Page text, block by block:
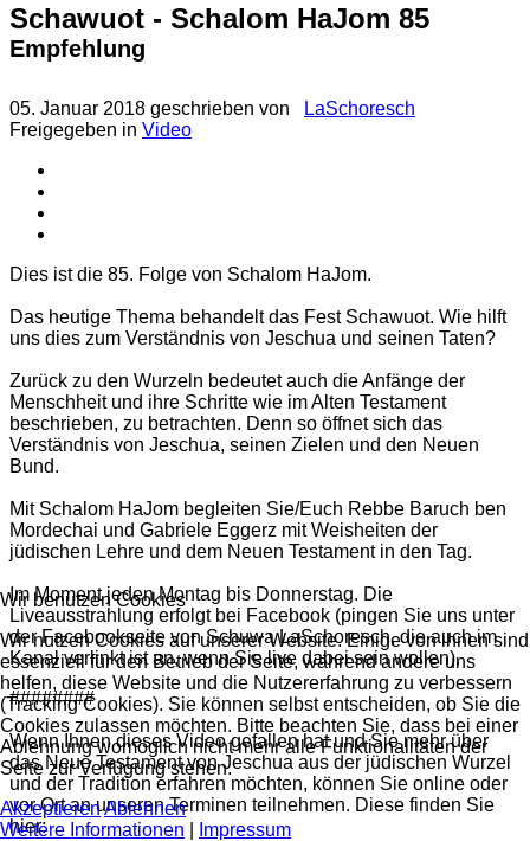
Schawuot - Schalom HaJom 85
Empfehlung
05. Januar 2018 geschrieben von
LaSchoresch
Freigegeben in Video
Dies ist die 85. Folge von Schalom HaJom.
Das heutige Thema behandelt das Fest Schawuot. Wie hilft
uns dies zum Verständnis von Jeschua und seinen Taten?
Zurück zu den Wurzeln bedeutet auch die Anfänge der
Menschheit und ihre Schritte wie im Alten Testament
beschrieben, zu betrachten. Denn so öffnet sich das
Verständnis von Jeschua, seinen Zielen und den Neuen
Bund.
Mit Schalom HaJom begleiten Sie/Euch Rebbe Baruch ben
Mordechai und Gabriele Eggerz mit Weisheiten der
jüdischen Lehre und dem Neuen Testament in den Tag.
Im Moment jeden Montag bis Donnerstag. Die
Liveausstrahlung erfolgt bei Facebook (pingen Sie uns unter
der Facebookseite von Schuwa LaSchoresch, die auch im
Kanal verlinkt ist an, wenn Sie live dabei sein wollen).
########
Wenn Ihnen dieses Video gefallen hat und Sie mehr über
das Neue Testament von Jeschua aus der jüdischen Wurzel
und der Tradition erfahren möchten, können Sie online oder
vor Ort an unseren Terminen teilnehmen. Diese finden Sie
hier:
Wir benutzen Cookies
Wir nutzen Cookies auf unserer Website. Einige von ihnen sind
essenziell für den Betrieb der Seite, während andere uns
helfen, diese Website und die Nutzererfahrung zu verbessern
(Tracking Cookies). Sie können selbst entscheiden, ob Sie die
Cookies zulassen möchten. Bitte beachten Sie, dass bei einer
Ablehnung womöglich nicht mehr alle Funktionalitäten der
Seite zur Verfügung stehen.
AkzeptierenAblehnen
Weitere Informationen
Impressum